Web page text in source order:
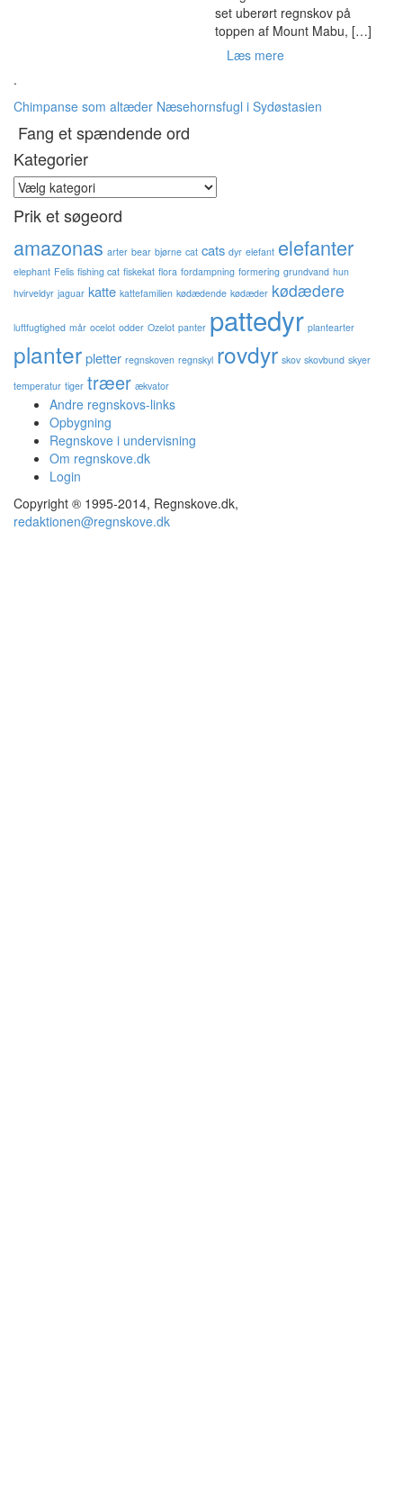
set uberørt regnskov på
toppen af Mount Mabu, […]
Læs mere
.
Chimpanse som altæder Næsehornsfugl i Sydøstasien
Fang et spændende ord
Kategorier
Kategorier
Prik et søgeord
amazonas arter bear bjørne cat cats dyr elefant elefanter
elephant Felis fishing cat fiskekat flora fordampning formering grundvand hun
hvirveldyr jaguar katte kattefamilien kødædende kødæder kødædere
luftfugtighed mår ocelot odder Ozelot panter pattedyr plantearter
planterpletter regnskoven regnskyl rovdyr skov skovbund skyer
temperatur tiger træer ækvator
Andre regnskovs-links
Opbygning
Regnskove i undervisning
Om regnskove.dk
Login
Copyright ® 1995-2014, Regnskove.dk,
redaktionen@regnskove.dk